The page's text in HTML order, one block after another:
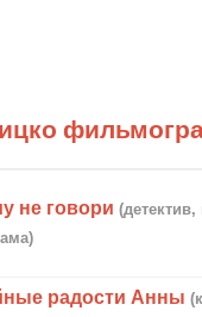
не говори
радости Анны